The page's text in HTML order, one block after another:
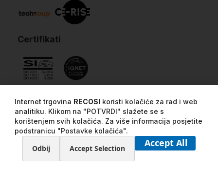
Certifikati
Internet trgovina RECOSI koristi kolačiće za rad i web
analitiku. Klikom na "POTVRDI" slažete se s
korištenjem svih kolačića. Za više informacija posjetite
podstranicu "Postavke kolačića".
Odbij Accept Selection Accept All